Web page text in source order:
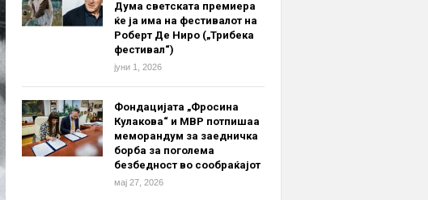
Дума светската премиера
ќе ја има на фестивалот на
Роберт Де Ниро („Трибека
фестивал“)
јуни 1, 2026
Фондацијата „Фросина
Кулакова“ и МВР потпишаа
меморандум за заедничка
борба за поголема
безбедност во сообраќајот
мај 27, 2026